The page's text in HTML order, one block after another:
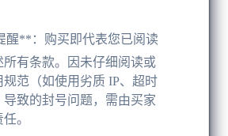
**​：购买即代表您已阅读
所有条款。因未仔细阅读或
规范（如使用劣质 IP、超时
导致的封号问题，需由买家
。